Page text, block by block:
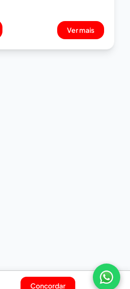
Ver mais
Concordar